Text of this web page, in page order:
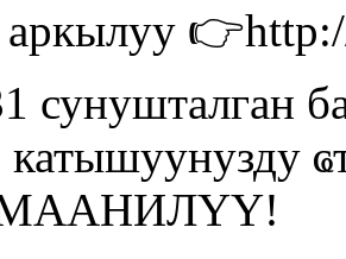
сунушталган